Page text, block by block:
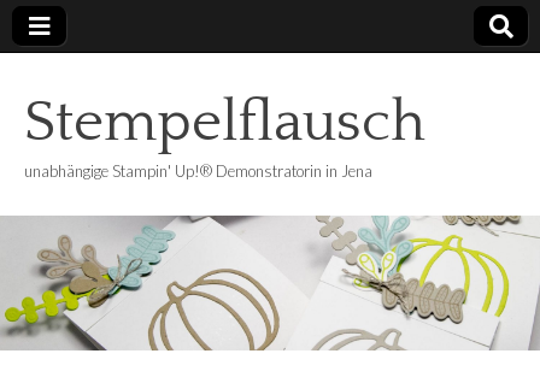
Stempelflausch
unabhängige Stampin' Up!® Demonstratorin in Jena